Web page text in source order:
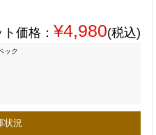
価格： ¥4,980(税込)
ック
状況